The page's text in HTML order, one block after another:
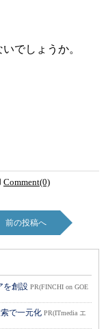
でしょうか。
Comment(0)
前の投稿へ
を創設 PR(FINCHI on GOE
で一元化 PR(ITmedia エ